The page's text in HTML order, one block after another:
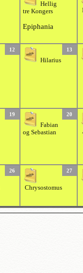
Hellig
tre Kongers
Epiphania
12 13
Hilarius
19 20
Fabian
og Sebastian
26 27
Chrysostomus